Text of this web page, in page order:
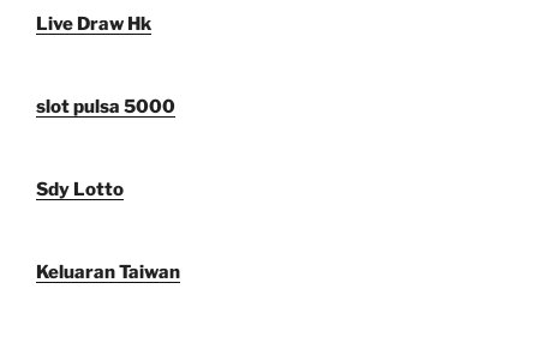
Live Draw Hk
slot pulsa 5000
Sdy Lotto
Keluaran Taiwan